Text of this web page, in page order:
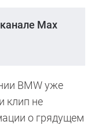
Max
BMW уже
клип не
о грядущем